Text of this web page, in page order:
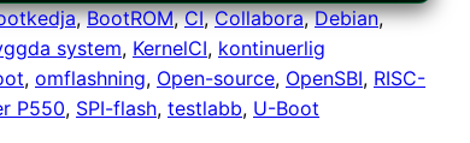
, BootROM, CI, Collabora, Debian ,
system, KernelCI, kontinuerlig
, omflashning, Open-source, OpenSBI, RISC-
P550, SPI-flash, testlabb, U-Boot